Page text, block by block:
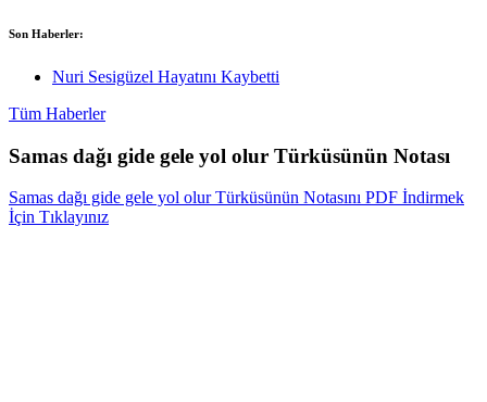
Son Haberler:
Nuri Sesigüzel Hayatını Kaybetti
Tüm Haberler
Samas dağı gide gele yol olur Türküsünün Notası
Samas dağı gide gele yol olur Türküsünün Notasını PDF İndirmek
İçin Tıklayınız